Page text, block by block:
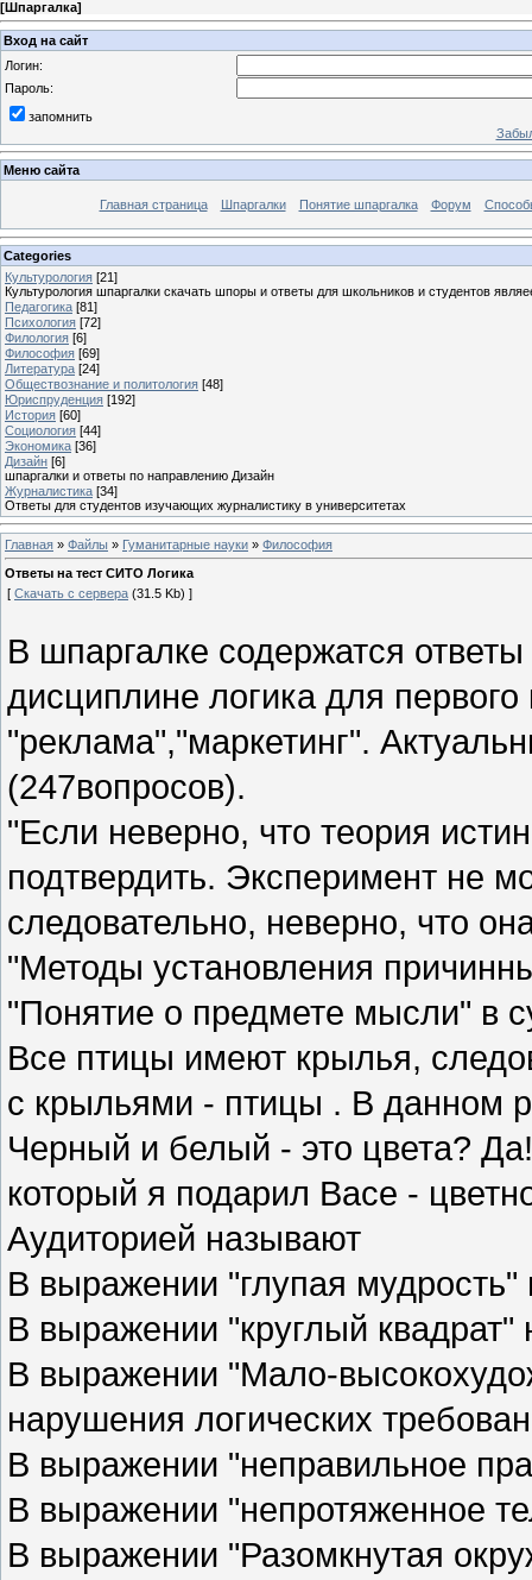
[Шпаргалка]
Вход на сайт
Логин:
Пароль:
запомнить
Меню сайта
Главная страница Шпаргалки Понятие шпаргалка Форум
Categories
Культурология [21]
Культурология шпаргалки скачать шпоры и ответы для школьников и студентов
Педагогика [81]
Психология [72]
Филология [6]
Философия [69]
Литература [24]
Обществознание и политология [48]
Юриспруденция [192]
История [60]
Социология [44]
Экономика [36]
Дизайн [6]
шпаргалки и ответы по направлению Дизайн
Журналистика [34]
Ответы для студентов изучающих журналистику в университетах
Главная » Файлы » Гуманитарные науки » Философия
Ответы на тест СИТО Логика
[ Скачать с сервера (31.5 Kb) ]
В шпаргалке содержатся
дисциплине логика для
"реклама","маркетинг".
(247вопросов).
"Если неверно, что теория
подтвердить. Эксперимент не
следовательно, неверно, что
"Методы установления
"Понятие о предмете мысли" в
Все птицы имеют крылья,
с крыльями - птицы . В данном
Черный и белый - это цвета?
который я подарил Васе -
Аудиторией называют
В выражении "глупая
В выражении "круглый
В выражении "Мало-
нарушения логических
В выражении "неправильное
В выражении "непротяженное
В выражении "Разомкнутая